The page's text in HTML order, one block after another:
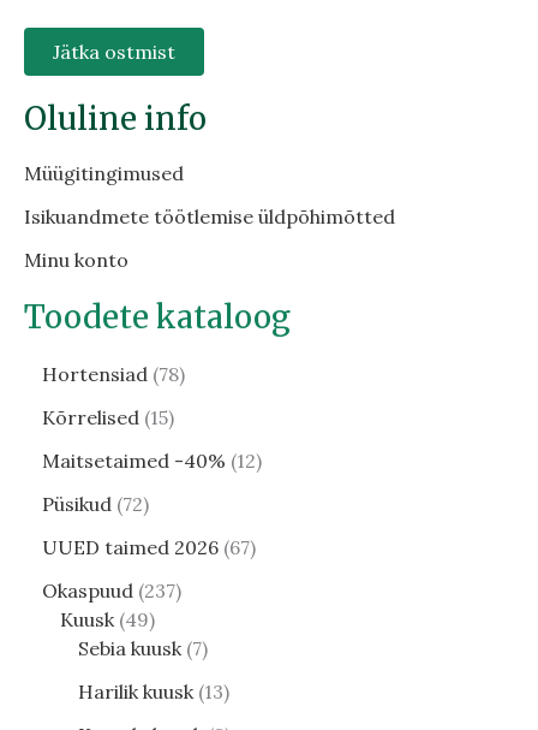
Jätka ostmist
Oluline info
Müügitingimused
Isikuandmete töötlemise üldpõhimõtted
Minu konto
Toodete kataloog
Hortensiad 78
Kõrrelised 15
Maitsetaimed -40% 12
Püsikud 72
UUED taimed 2026 67
Okaspuud 237
Kuusk 49
Sebia kuusk 7
Harilik kuusk 13